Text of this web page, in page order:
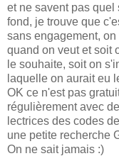
et ne savent pas quel
fond, je trouve que
sans engagement,
quand on veut et soit
le souhaite, soit on
laquelle on aurait eu
OK ce n'est pas
régulièrement avec
lectrices des codes
une petite recherche
On ne sait jamais :)